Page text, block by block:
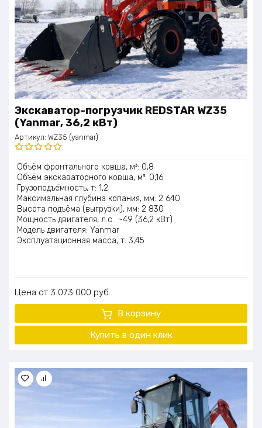
Экскаватор-погрузчик REDSTAR WZ35
(Yanmar, 36,2 кВт)
Артикул: WZ35 (yanmar)
Оценка
5.00из 5
Объём фронтального ковша, м³: 0,8
Объём экскаваторного ковша, м³: 0,16
Грузоподъёмность, т: 1,2
Максимальная глубина копания, мм: 2 640
Высота подъёма (выгрузки), мм: 2 830
Мощность двигателя, л.с.: ~49 (36,2 кВт)
Модель двигателя: Yanmar
Эксплуатационная масса, т: 3,45
Цена 3 073 000 руб.
В корзину
Купить в один клик